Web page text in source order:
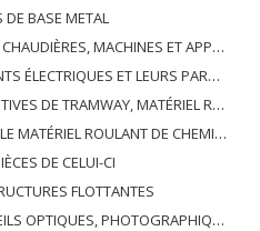
DE BASE METAL
ET APPAREILS MÉCANIQUES; PARTIES DE CELLES-CI
D'ENREGISTREMENT OU DE REPRODUCTION DES IMAGES ET DU SON EN TÉLÉVISION, PIÈCES ET ACCESSOIRES DE TELS ARTICLES
ET RACCORDS ET PIÈCES DE CELLES-CI; ÉQUIPEMENT DE SIGNALISATION DE TRAFIC MÉCANIQUE (Y COMPRIS ÉLECTRO-MÉCANIQUE) DE TOUS TYPES
DE FER OU DE TRAMWAY, ET LEURS PIÈCES ET ACCESSOIRES
DE CELUI-CI
FLOTTANTES
DE MESURE, DE CONTRÔLE, DE MÉDECINE OU DE CHIRURGIE; PIÈCES ET ACCESSOIRES